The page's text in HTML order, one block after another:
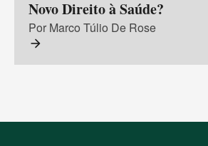
Novo Direito à Saúde?
Por Marco Túlio De Rose
arrow_forward